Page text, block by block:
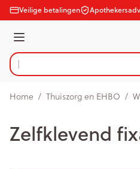
Ga naar de inhoud
Veilige betalingen
Menu
Product, merk, categorie...
Home / Thuiszorg en EHBO /
Zelfklevend